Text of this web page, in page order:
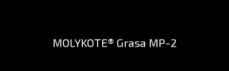
MOLYKOTE® Grasa MP-2